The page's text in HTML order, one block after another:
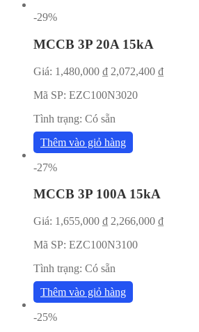
-29%
MCCB 3P 20A 15kA
Giá: 1,480,000 ₫ 2,072,400 ₫
Mã SP: EZC100N3020
Tình trạng: Có sẵn
Thêm vào giỏ hàng
-27%
MCCB 3P 100A 15kA
Giá: 1,655,000 ₫ 2,266,000 ₫
Mã SP: EZC100N3100
Tình trạng: Có sẵn
Thêm vào giỏ hàng
-25%